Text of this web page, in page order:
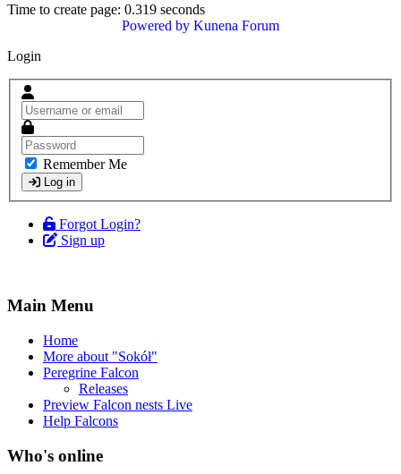
Time to create page: 0.319 seconds
Powered by Kunena Forum
Login
Remember Me
Log in
Forgot Login?
Sign up
Main Menu
Home
More about "Sokół"
Peregrine Falcon
Releases
Preview Falcon nests Live
Help Falcons
Who's online